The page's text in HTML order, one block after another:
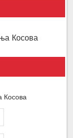
Косова
Косова